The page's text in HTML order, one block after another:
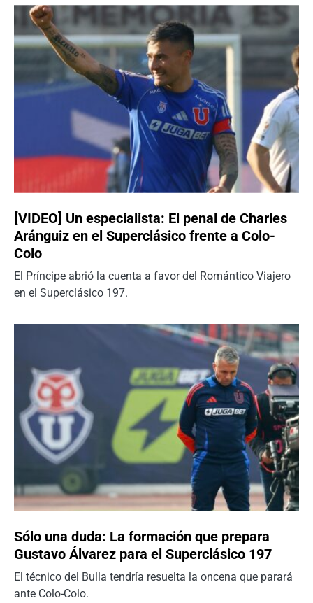
[VIDEO] Un especialista: El penal de Charles
Aránguiz en el Superclásico frente a Colo-
Colo
El Príncipe abrió la cuenta a favor del Romántico Viajero
en el Superclásico 197.
Sólo una duda: La formación que prepara
Gustavo Álvarez para el Superclásico 197
El técnico del Bulla tendría resuelta la oncena que parará
ante Colo-Colo.